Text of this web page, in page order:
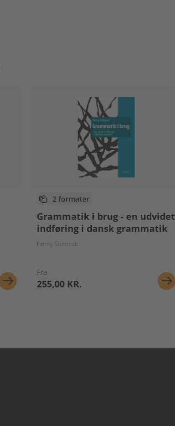
2 formater
Grammatik i brug - en udvidet
indføring i dansk grammatik
Fanny Slotorub
Fra
255,00 KR.